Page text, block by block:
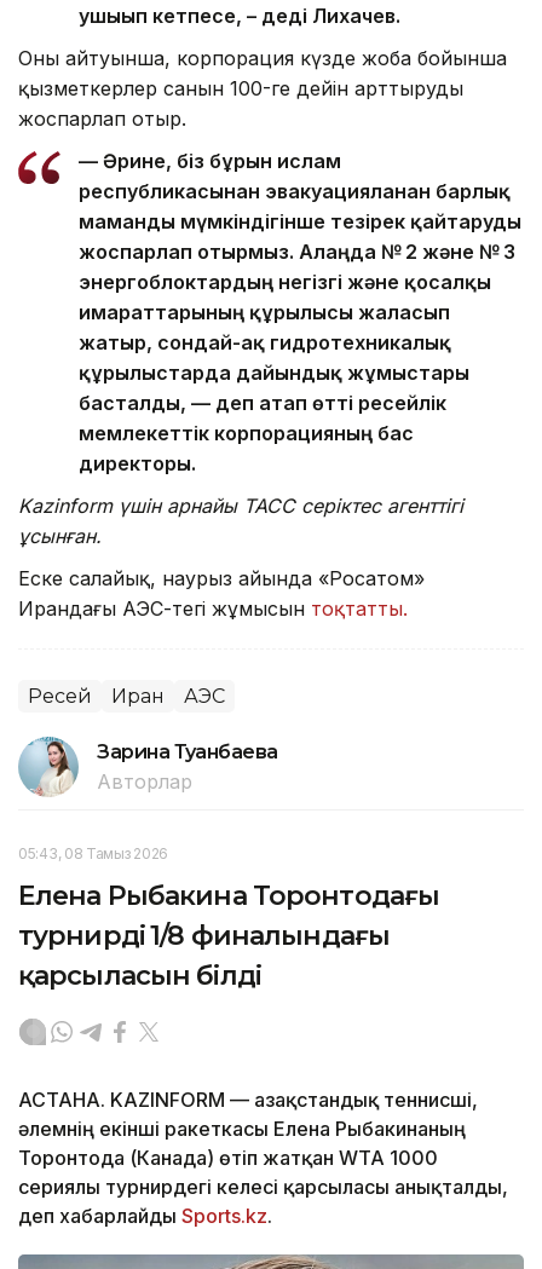
ушығып кетпесе, – деді Лихачев.
Оның айтуынша, корпорация күзде жоба бойынша
қызметкерлер санын 100-ге дейін арттыруды
жоспарлап отыр.
— Әрине, біз бұрын ислам
республикасынан эвакуацияланған барлық
маманды мүмкіндігінше тезірек қайтаруды
жоспарлап отырмыз. Алаңда № 2 және № 3
энергоблоктардың негізгі және қосалқы
ғимараттарының құрылысы жалғасып
жатыр, сондай-ақ гидротехникалық
құрылыстарда дайындық жұмыстары
басталды, — деп атап өтті ресейлік
мемлекеттік корпорацияның бас
директоры.
Kazinform үшін арнайы ТАСС серіктес агенттігі
ұсынған.
Еске салайық, наурыз айында «Росатом»
Ирандағы АЭС-тегі жұмысын тоқтатты.
Ресей Иран АЭС
Зарина Туғанбаева
Авторлар
05:43, 08 Тамыз 2026
Елена Рыбакина Торонтодағы
турнирдің 1/8 финалындағы
қарсыласын білді
АСТАНА. KAZINFORM — Қазақстандық теннисші,
әлемнің екінші ракеткасы Елена Рыбакинаның
Торонтода (Канада) өтіп жатқан WTA 1000
сериялы турнирдегі келесі қарсыласы анықталды,
деп хабарлайды Sports.kz.